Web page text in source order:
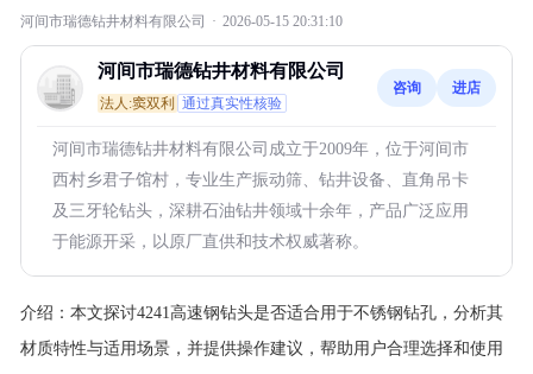
河间市瑞德钻井材料有限公司 · 2026-05-15 20:31:10
河间市瑞德钻井材料有限公司
法人:窦双利 通过真实性核验
咨询 进店
河间市瑞德钻井材料有限公司成立于2009年，位于河间市
西村乡君子馆村，专业生产振动筛、钻井设备、直角吊卡
及三牙轮钻头，深耕石油钻井领域十余年，产品广泛应用
于能源开采，以原厂直供和技术权威著称。
介绍： 本文探讨4241高速钢钻头是否适合用于不锈钢钻孔，分析其
材质特性与适用场景，并提供操作建议，帮助用户合理选择和使用